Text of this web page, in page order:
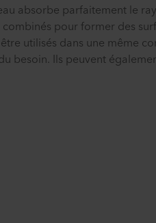
absorbe parfaitement le
pour former des
utilisés dans une même
besoin. Ils peuvent